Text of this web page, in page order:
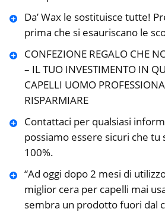
Da’ Wax le sostituisce tutte!
prima che si esauriscano le
CONFEZIONE REGALO CHE
– IL TUO INVESTIMENTO IN
CAPELLI UOMO
RISPARMIARE
Contattaci per qualsiasi
possiamo essere sicuri che tu
100%.
“Ad oggi dopo 2 mesi di
miglior cera per capelli mai
sembra un prodotto fuori dal